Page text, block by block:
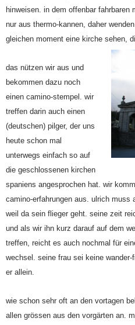
hinweisen. in dem offenbar
nur aus thermo-kannen, daher
gleichen moment eine kirche sehen,
das nützen wir aus und
bekommen dazu noch
einen camino-stempel. wir
treffen darin auch einen
(deutschen) pilger, der uns
heute schon mal
unterwegs einfach so auf
die geschlossenen kirchen
spaniens angesprochen hat. wir
camino-erfahrungen aus. ulrich muss
weil da sein flieger geht. seine zeit
und als wir ihn kurz darauf auf dem
treffen, reicht es auch nochmal für
wechsel. seine frau sei keine
er allein.
wie schon sehr oft an den vortagen
allen grössen aus den vorgärten an.